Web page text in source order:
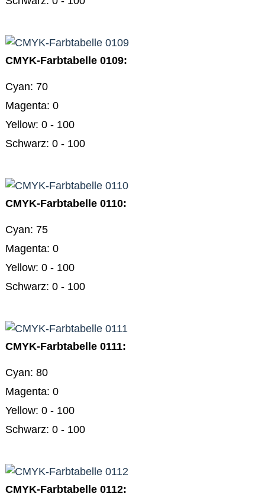
CMYK-Farbtabelle 0109:
Cyan: 70
Magenta: 0
Yellow: 0 - 100
Schwarz: 0 - 100
CMYK-Farbtabelle 0110:
Cyan: 75
Magenta: 0
Yellow: 0 - 100
Schwarz: 0 - 100
CMYK-Farbtabelle 0111:
Cyan: 80
Magenta: 0
Yellow: 0 - 100
Schwarz: 0 - 100
CMYK-Farbtabelle 0112: